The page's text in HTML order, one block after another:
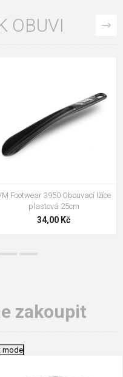
OBUVI
VM Footwear 3102 Tkaničky
ploché
18,70 Kč
zakoupit
mode